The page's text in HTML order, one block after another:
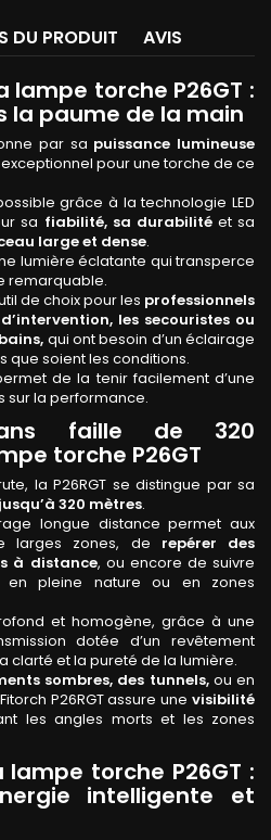
DU PRODUIT AVIS
lampe torche P26GT :
la paume de la main
par sa puissance lumineuse
pour une torche de ce
grâce à la technologie LED
sa fiabilité, sa durabilitéet sa
large et dense.
lumière éclatante qui transperce
remarquable.
de choix pour les professionnels
les secouristes ou
qui ont besoin d’un éclairage
que soient les conditions.
de la tenir facilement d’une
sur la performance.
faille de 320
torche P26GT
la P26RGT se distingue par sa
320 mètres.
longue distance permet aux
larges zones, de repérer des
à distance, ou encore de suivre
en pleine nature ou en zones
et homogène, grâce à une
dotée d’un revêtement
clarté et la pureté de la lumière.
sombres, des tunnels,ou en
P26RGT assure unevisibilité
les angles morts et les zones
torche P26GT :
intelligente et